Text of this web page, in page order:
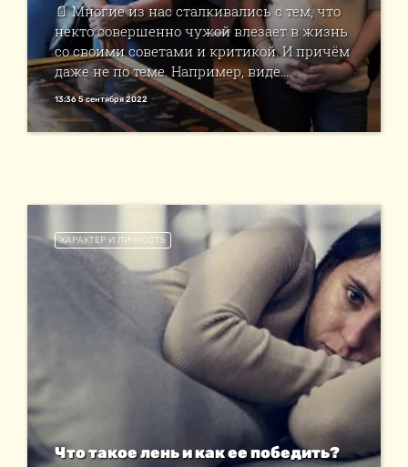
📄 Многие из нас сталкивались с тем, что
некто совершенно чужой влезает в жизнь
со своими советами и критикой. И причём
даже не по теме. Например, виде...
13:36 5 сентября 2022
ХАРАКТЕР И ЛИЧНОСТЬ
Что такое лень и как ее победить?